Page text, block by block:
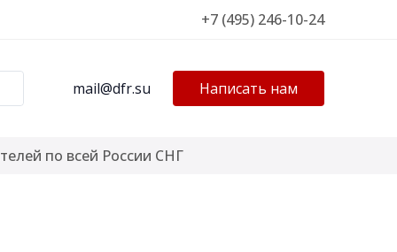
+7 (495) 246-10-24
mail@dfr.su Написать нам
по всей России СНГ